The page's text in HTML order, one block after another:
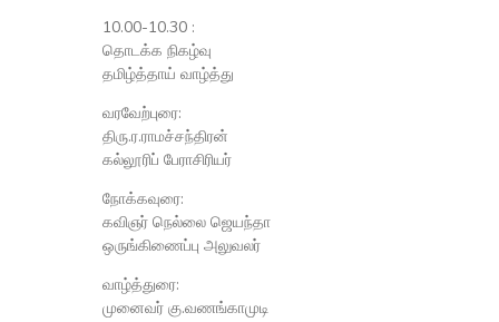
10.00-10.30 :
தொடக்க நிகழ்வு
தமிழ்த்தாய் வாழ்த்து
வரவேற்புரை:
திரு.ர.ராமச்சந்திரன்
கல்லூரிப் பேராசிரியர்
நோக்கவுரை:
கவிஞர் நெல்லை ஜெயந்தா
ஒருங்கிணைப்பு அலுவலர்
வாழ்த்துரை:
முனைவர் கு.வணங்காமுடி